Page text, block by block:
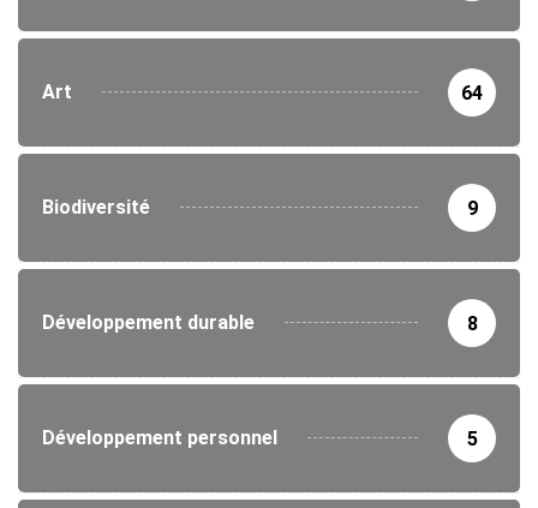
Art 64
Biodiversité 9
Développement durable 8
Développement personnel 5